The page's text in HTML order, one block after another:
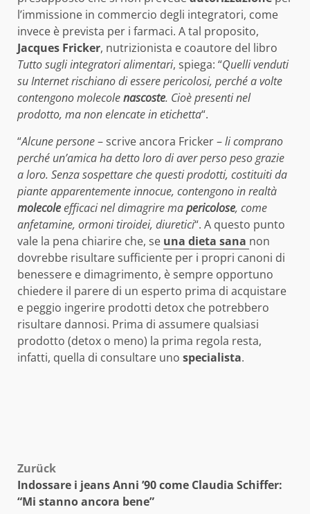
l’immissione in commercio degli integratori, come
invece è prevista per i farmaci. A tal proposito,
Jacques Fricker, nutrizionista e coautore del libro
Tutto sugli integratori alimentari, spiega: “Quelli venduti
su Internet rischiano di essere pericolosi, perché a volte
contengono molecolenascoste. Cioè presenti nel
prodotto, ma non elencate in etichetta“.
“Alcune persone– scrive ancora Fricker –li comprano
perché un’amica ha detto loro di aver perso peso grazie
a loro. Senza sospettare che questi prodotti, costituiti da
piante apparentemente innocue, contengono in realtà
molecoleefficaci nel dimagrire mapericolose, come
anfetamine, ormoni tiroidei, diuretici“. A questo punto
vale la pena chiarire che, se una dieta sana non
dovrebbe risultare sufficiente per i propri canoni di
benessere e dimagrimento, è sempre opportuno
chiedere il parere di un esperto prima di acquistare
e peggio ingerire prodotti detox che potrebbero
risultare dannosi. Prima di assumere qualsiasi
prodotto (detox o meno) la prima regola resta,
infatti, quella di consultare uno specialista.
Beitragsnavigation
Zurück
Indossare i jeans Anni ’90 come Claudia Schiffer:
“Mi stanno ancora bene”